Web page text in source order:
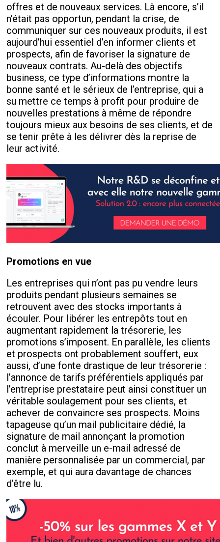
offres et de nouveaux services. Là encore, s’il
n’était pas opportun, pendant la crise, de
communiquer sur ces nouveaux produits, il est
aujourd’hui essentiel d’en informer clients et
prospects, afin de favoriser la signature de
nouveaux contrats. Au-delà des objectifs
business, ce type d’informations montre la
bonne santé et le sérieux de l’entreprise, qui a
su mettre ce temps à profit pour produire de
nouvelles prestations à même de répondre
toujours mieux aux besoins de ses clients, et de
se tenir prête à les délivrer dès la reprise de
leur activité.
Promotions en vue
Les entreprises qui n’ont pas pu vendre leurs
produits pendant plusieurs semaines se
retrouvent avec des stocks importants à
écouler. Pour libérer les entrepôts tout en
augmentant rapidement la trésorerie, les
promotions s’imposent. En parallèle, les clients
et prospects ont probablement souffert, eux
aussi, d’une fonte drastique de leur trésorerie :
l’annonce de tarifs préférentiels appliqués par
l’entreprise prestataire peut ainsi constituer un
véritable soulagement pour ses clients, et
achever de convaincre ses prospects. Moins
tapageuse qu’un mail publicitaire dédié, la
signature de mail annonçant la promotion
conclut à merveille un e-mail adressé de
manière personnalisée par un commercial, par
exemple, et qui aura davantage de chances
d’être lu.